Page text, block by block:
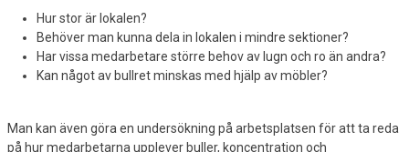
Hur stor är lokalen?
Behöver man kunna dela in lokalen i mindre sektioner?
Har vissa medarbetare större behov av lugn och ro än andra?
Kan något av bullret minskas med hjälp av möbler?
Man kan även göra en undersökning på arbetsplatsen för att ta reda
på hur medarbetarna upplever buller, koncentration och